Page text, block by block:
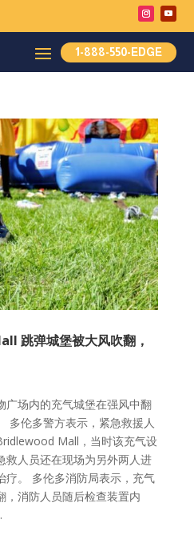
1-888-550-EDGE
跳弹城堡被大风吹翻，
广场内的充气城堡在强风中翻
多伦多警方表示，紧急救援人
Mall，当时该充气设
救人员还在现场为另外两人进
疗。 多伦多消防局表示，充气
，消防人员随后检查装置内